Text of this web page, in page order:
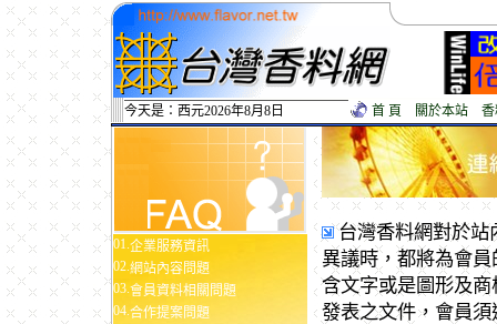
今天是：西元2026年8月8日 首 頁 關於本站
01.企業服務資訊
02.網站內容問題
03.會員資料相關問題
04.合作提案問題
台灣香料網對於站
異議時，都將為會
含文字或是圖形及
發表之文件，會員